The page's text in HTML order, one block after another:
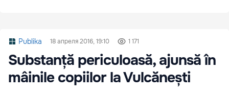
Publika 18 апреля 2016, 19:10 1 171
Substanță periculoasă, ajunsă în
mâinile copiilor la Vulcănești